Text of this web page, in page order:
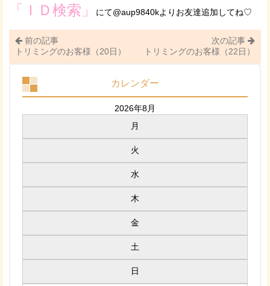
「ＩＤ検索」 にて@aup9840kよりお友達追加してね♡
前の記事
トリミングのお客様（20日）
次の記事
トリミングのお客様（22日）
カレンダー
2026年8月
月
火
水
木
金
土
日